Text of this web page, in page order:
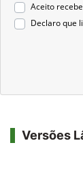
Aceito
Declaro que
Versões